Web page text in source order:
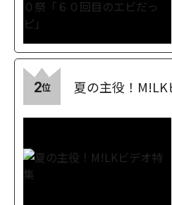
2位 夏の主役！M!LK